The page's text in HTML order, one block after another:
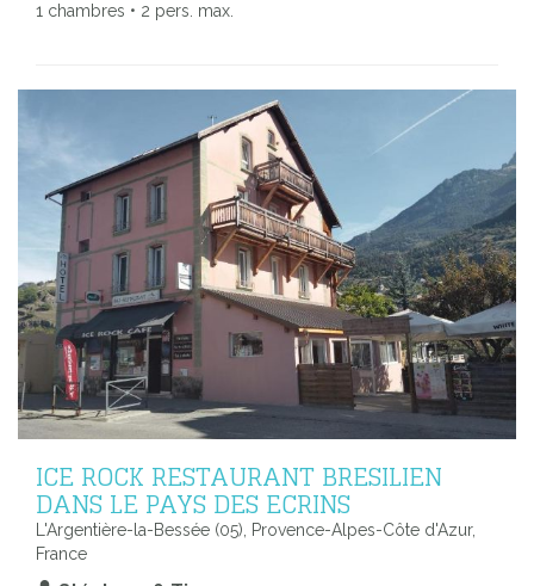
1 chambres • 2 pers. max.
ICE ROCK RESTAURANT BRESILIEN
DANS LE PAYS DES ECRINS
L'Argentière-la-Bessée (05), Provence-Alpes-Côte d'Azur,
France